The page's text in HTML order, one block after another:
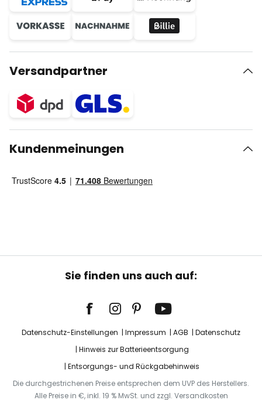
Versandpartner
Kundenmeinungen
Sie finden uns auch auf:
Datenschutz-Einstellungen Impressum AGB
Datenschutz
Hinweis zur Batterieentsorgung
Entsorgungs- und Rückgabehinweis
Die durchgestrichenen Preise entsprechen dem UVP des Herstellers.
Alle Preise in €, inkl. 19 % MwSt. und zzgl. Versandkosten